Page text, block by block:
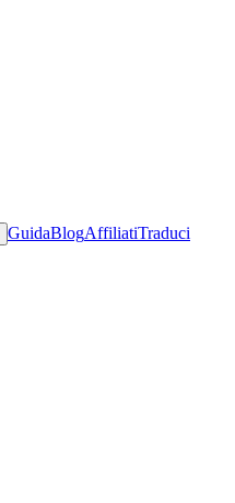
GuidaBlogAffiliatiTraduci